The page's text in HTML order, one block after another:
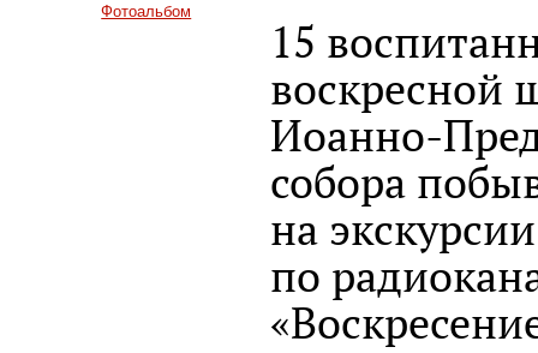
Фотоальбом
15
воскресной
Иоанно-
собора
на экскурсии
по